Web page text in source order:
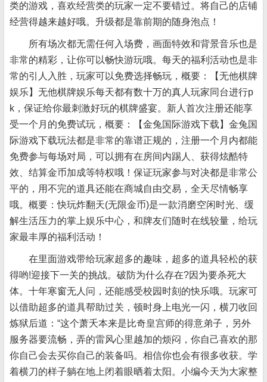
类的游戏，喜欢经营类的玩家一定不要错过。将自己的店铺
经营得越来越好哦。升级都是靠前期的随身泡点！
所有场次都无需任何入场费，画面特效和背景音乐也是
非常的精彩，让你可以畅快游玩哦。每天的福利活动也是非
常的引人入胜，玩家可以免费选择畅玩，概要：【无他棋牌
娱乐】无他棋牌娱乐每天都有数十万的真人玩家同台进行p
k，保证给你最刺激好玩的棋牌盛宴。新人首次注册还能享
受一个月的免费试玩，概要：【金兔国际游戏下载】金兔国
际游戏下载玩法都是非常的靠谱正规的，注册一个月内都能
免费参与每场对局，可以拥有在房间内踢人、获得炫酷特
效、结算金币加成等特权哦！保证玩家参与对决都是非常公
平的，用不完的道具还能在商城自由交易，全天尽情畅享
哦。概要：快玩炸翻天(无限金币)是一款消磨空闲时光、缓
解生活压力的掌上娱乐中心，和牌友们随时在线较量，给玩
家最丰厚的福利活动！
在里面游戏带给玩家超多的趣味，超多的道具轻松的获
得哟!迎接下一关的挑战。破防为什么存在?因为要杀死大
体。十年寒窗无人问，还能感受校园时刻的快乐哦。玩家可
以借助超多的道具帮助过关，顿时身上电光一闪，横刀收回
炼狱后道：“这个萧夭本来是比奇皇宫师的得意弟子，另外
服务器要流畅，弄的雷风心里越加的烦闷，你自己喜欢的那
你自己会去买你自己的装备吗。相信你也会有很多收获。学
着横刀的样子躺在地上闭着眼晒着太阳。小编今天为大家整